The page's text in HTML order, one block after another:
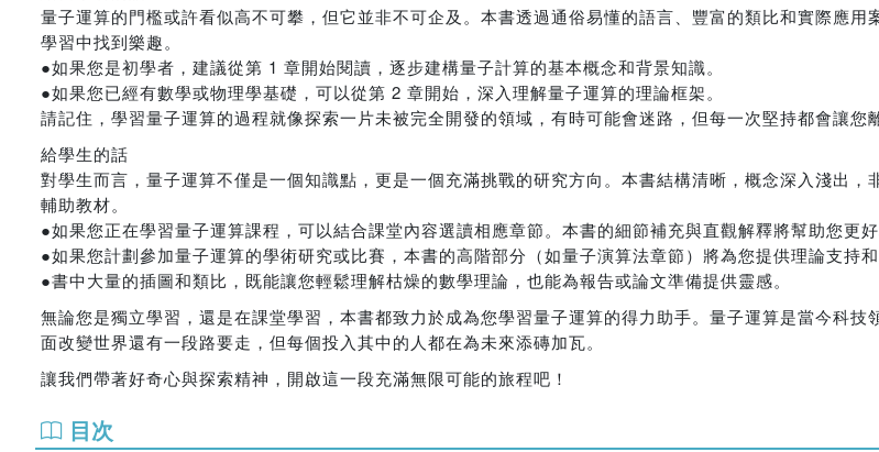
量子運算的門檻或許看似高不可攀，但它並非不可企及。本書透過通俗易懂的語言、豐富的類比和實際應用
學習中找到樂趣。
●如果您是初學者，建議從第 1 章開始閱讀，逐步建構量子計算的基本概念和背景知識。
●如果您已經有數學或物理學基礎，可以從第 2 章開始，深入理解量子運算的理論框架。
請記住，學習量子運算的過程就像探索一片未被完全開發的領域，有時可能會迷路，但每一次堅持都會讓您
給學生的話
對學生而言，量子運算不僅是一個知識點，更是一個充滿挑戰的研究方向。本書結構清晰，概念深入淺出
輔助教材。
●如果您正在學習量子運算課程，可以結合課堂內容選讀相應章節。本書的細節補充與直觀解釋將幫助您更好
●如果您計劃參加量子運算的學術研究或比賽，本書的高階部分（如量子演算法章節）將為您提供理論支持和
●書中大量的插圖和類比，既能讓您輕鬆理解枯燥的數學理論，也能為報告或論文準備提供靈感。
無論您是獨立學習，還是在課堂學習，本書都致力於成為您學習量子運算的得力助手。量子運算是當今科技
面改變世界還有一段路要走，但每個投入其中的人都在為未來添磚加瓦。
讓我們帶著好奇心與探索精神，開啟這一段充滿無限可能的旅程吧！
目次